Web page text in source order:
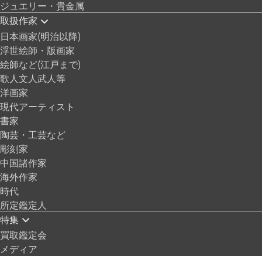
ジュエリー・貴金属
取扱作家
日本画家(明治以降)
浮世絵師・版画家
絵師など(江戸まで)
歌人文人武人等
洋画家
現代アーティスト
書家
陶芸・工芸など
彫刻家
中国諸作家
海外作家
時代
所定鑑定人
特集
買取鑑定会
メディア